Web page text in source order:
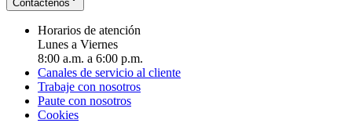
Contáctenos
Horarios de atención
Lunes a Viernes
8:00 a.m. a 6:00 p.m.
Canales de servicio al cliente
Trabaje con nosotros
Paute con nosotros
Cookies